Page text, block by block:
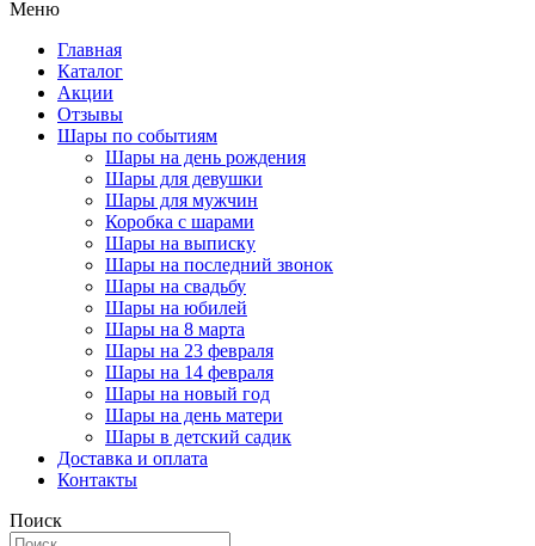
Меню
Главная
Каталог
Акции
Отзывы
Шары по событиям
Шары на день рождения
Шары для девушки
Шары для мужчин
Коробка с шарами
Шары на выписку
Шары на последний звонок
Шары на свадьбу
Шары на юбилей
Шары на 8 марта
Шары на 23 февраля
Шары на 14 февраля
Шары на новый год
Шары на день матери
Шары в детский садик
Доставка и оплата
Контакты
Поиск